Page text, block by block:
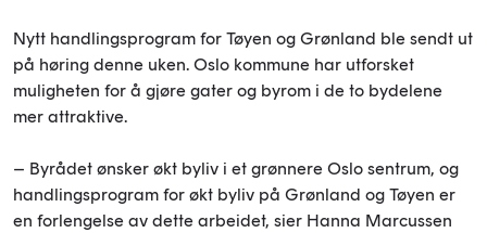
Nytt handlingsprogram for Tøyen og Grønland ble sendt ut
på høring denne uken. Oslo kommune har utforsket
muligheten for å gjøre gater og byrom i de to bydelene
mer attraktive.
– Byrådet ønsker økt byliv i et grønnere Oslo sentrum, og
handlingsprogram for økt byliv på Grønland og Tøyen er
en forlengelse av dette arbeidet, sier Hanna Marcussen